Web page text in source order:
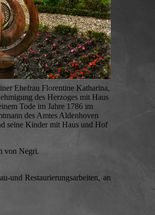
Ehefrau Florentine Katharina,
des Herzoges mit Haus
Tode im Jahre 1786 im
des Amtes Aldenhoven
seine Kinder mit Haus und Hof
von Negri.
und Restaurierungsarbeiten, an